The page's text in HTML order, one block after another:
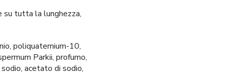
su tutta la lunghezza,
poliquaternium-10,
Parkii, profumo,
acetato di sodio,